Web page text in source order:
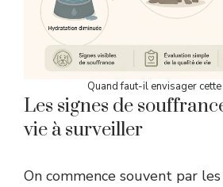
Quand faut-il envisager cette
Les signes de
vie à surveiller
On commence souvent par